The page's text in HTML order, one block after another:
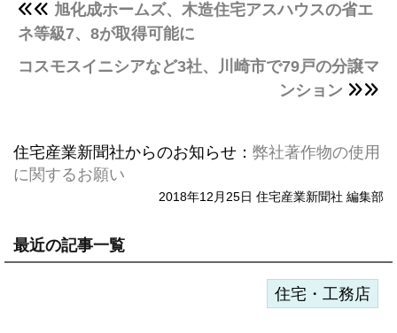
旭化成ホームズ、木造住宅アスハウスの省エ
ネ等級7、8が取得可能に
コスモスイニシアなど3社、川崎市で79戸の分譲マ
ンション
住宅産業新聞社からのお知らせ： 弊社著作物の使用
に関するお願い
2018年12月25日 住宅産業新聞社 編集部
最近の記事一覧
住宅・工務店